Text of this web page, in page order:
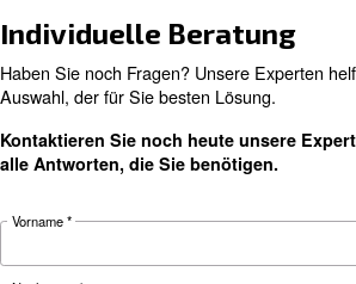
Druckluft in Originalteile